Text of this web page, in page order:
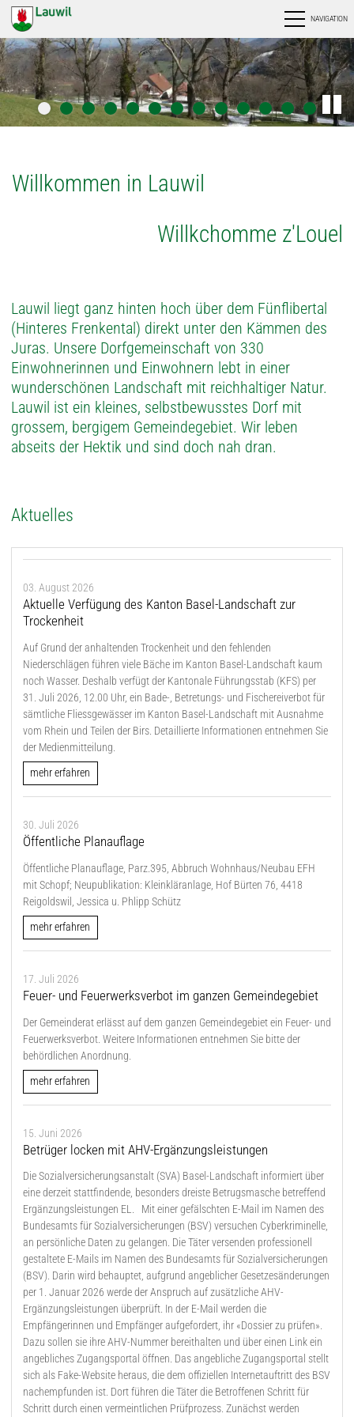
NAVIGATION
Willkommen in Lauwil
Willkchomme z'Louel
Lauwil liegt ganz hinten hoch über dem Fünflibertal
(Hinteres Frenkental) direkt unter den Kämmen des
Juras. Unsere Dorfgemeinschaft von 330
Einwohnerinnen und Einwohnern lebt in einer
wunderschönen Landschaft mit reichhaltiger Natur.
Lauwil ist ein kleines, selbstbewusstes Dorf mit
grossem, bergigem Gemeindegebiet. Wir leben
abseits der Hektik und sind doch nah dran.
Aktuelles
03. August 2026
Aktuelle Verfügung des Kanton Basel-Landschaft zur
Trockenheit
Auf Grund der anhaltenden Trockenheit und den fehlenden
Niederschlägen führen viele Bäche im Kanton Basel-Landschaft kaum
noch Wasser. Deshalb verfügt der Kantonale Führungsstab (KFS) per
31. Juli 2026, 12.00 Uhr, ein Bade-, Betretungs- und Fischereiverbot für
sämtliche Fliessgewässer im Kanton Basel-Landschaft mit Ausnahme
vom Rhein und Teilen der Birs. Detaillierte Informationen entnehmen Sie
der Medienmitteilung.
mehr erfahren
30. Juli 2026
Öffentliche Planauflage
Öffentliche Planauflage, Parz.395, Abbruch Wohnhaus/Neubau EFH
mit Schopf; Neupublikation: Kleinkläranlage, Hof Bürten 76, 4418
Reigoldswil, Jessica u. Phlipp Schütz
mehr erfahren
17. Juli 2026
Feuer- und Feuerwerksverbot im ganzen Gemeindegebiet
Der Gemeinderat erlässt auf dem ganzen Gemeindegebiet ein Feuer- und
Feuerwerksverbot. Weitere Informationen entnehmen Sie bitte der
behördlichen Anordnung.
mehr erfahren
15. Juni 2026
Betrüger locken mit AHV-Ergänzungsleistungen
Die Sozialversicherungsanstalt (SVA) Basel-Landschaft informiert über
eine derzeit stattfindende, besonders dreiste Betrugsmasche betreffend
Ergänzungsleistungen EL. Mit einer gefälschten E-Mail im Namen des
Bundesamts für Sozialversicherungen (BSV) versuchen Cyberkriminelle,
an persönliche Daten zu gelangen. Die Täter versenden professionell
gestaltete E-Mails im Namen des Bundesamts für Sozialversicherungen
(BSV). Darin wird behauptet, aufgrund angeblicher Gesetzesänderungen
per 1. Januar 2026 werde der Anspruch auf zusätzliche AHV-
Ergänzungsleistungen überprüft. In der E-Mail werden die
Empfängerinnen und Empfänger aufgefordert, ihr «Dossier zu prüfen».
Dazu sollen sie ihre AHV-Nummer bereithalten und über einen Link ein
angebliches Zugangsportal öffnen. Das angebliche Zugangsportal stellt
sich als Fake-Website heraus, die dem offiziellen Internetauftritt des BSV
nachempfunden ist. Dort führen die Täter die Betroffenen Schritt für
Schritt durch einen vermeintlichen Prüfprozess. Zunächst werden